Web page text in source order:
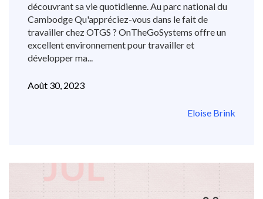
découvrant sa vie quotidienne. Au parc national du
Cambodge Qu'appréciez-vous dans le fait de
travailler chez OTGS ? OnTheGoSystems offre un
excellent environnement pour travailler et
développer ma...
Août 30, 2023
Eloise Brink